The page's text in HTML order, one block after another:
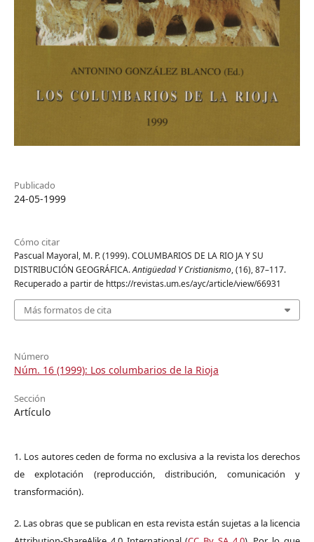
Publicado
24-05-1999
Cómo citar
Pascual Mayoral, M. P. (1999). COLUMBARIOS DE LA RIO JA Y SU
DISTRIBUCIÓN GEOGRÁFICA.Antigüedad Y Cristianismo, (16), 87–117.
Recuperado a partir de https://revistas.um.es/ayc/article/view/66931
Más formatos de cita
Número
Núm. 16 (1999): Los columbarios de la Rioja
Sección
Artículo
1. Los autores ceden de forma no exclusiva a la revista los derechos
de explotación (reproducción, distribución, comunicación y
transformación).
2. Las obras que se publican en esta revista están sujetas a la licencia